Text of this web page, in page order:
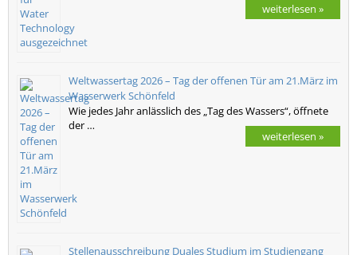
weiterlesen »
Weltwassertag 2026 – Tag der offenen Tür am 21.März im
Wasserwerk Schönfeld
Wie jedes Jahr anlässlich des „Tag des Wassers“, öffnete
der …
weiterlesen »
Stellenausschreibung Duales Studium im Studiengang